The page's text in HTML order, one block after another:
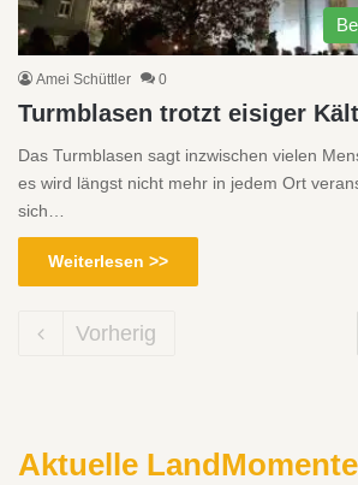
Amei Schüttler 0
Turmblasen trotzt eisiger
Das Turmblasen sagt inzwischen vielen
es wird längst nicht mehr in jedem Ort
sich…
Weiterlesen >>
Vorherig
Aktuelle